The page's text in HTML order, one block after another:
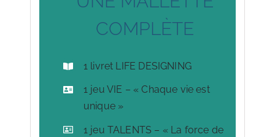
COMPLÈTE
1 livret LIFE DESIGNING
1 jeu VIE – « Chaque vie est
unique »
1 jeu TALENTS – « La force de